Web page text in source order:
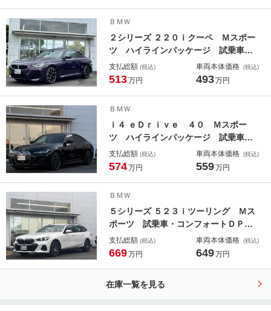
ト・電動リアゲート・ミラーＥＴＣ
ＢＭＷ
２シリーズ ２２０ｉクーペ Ｍスポー
ツ ハイラインパッケージ 試乗車・
１９インチルミ・ＡＣＣ・Ａｐｐｌｅ
ＣａｒＰｌａｙ・アンビエントライト
シーガラス・ヘッドＵＰディスプレ
イ・ミラーＥＴＣ
支払総額 (税込)
513万円
車両本体価格 (税込)
493万円
ＢＭＷ
ｉ４ ｅＤｒｉｖｅ ４０ Ｍスポー
ツ ハイラインパッケージ 試乗車・
ファストトラックＰＫＧ・１９インチ
ＡＷ ＡｐｐｌｅＣａｒＰｌａｙ・ア
グヒーター・Ｍスポーツブレーキ・Ｈ
ＵＤ・ミラーＥＴＣ
支払総額 (税込)
574万円
車両本体価格 (税込)
559万円
ＢＭＷ
５シリーズ ５２３ｉツーリング Ｍス
ポーツ 試乗車・コンフォートＤＰＫ
Ｇ・１９インチＡＷ ＡｐｐｌｅＣ
ａｒＰｌａｙ・アンビエントライト・
ター・電動リアゲート・ミラーＥＴＣ
支払総額 (税込)
669万円
車両本体価格 (税込)
649万円
在庫一覧を見る